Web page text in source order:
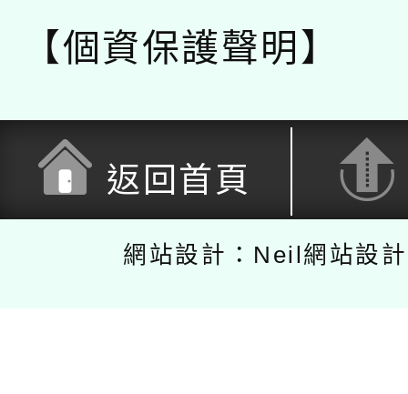
【個資保護聲明】
返回首頁
網站設計：Neil網站設